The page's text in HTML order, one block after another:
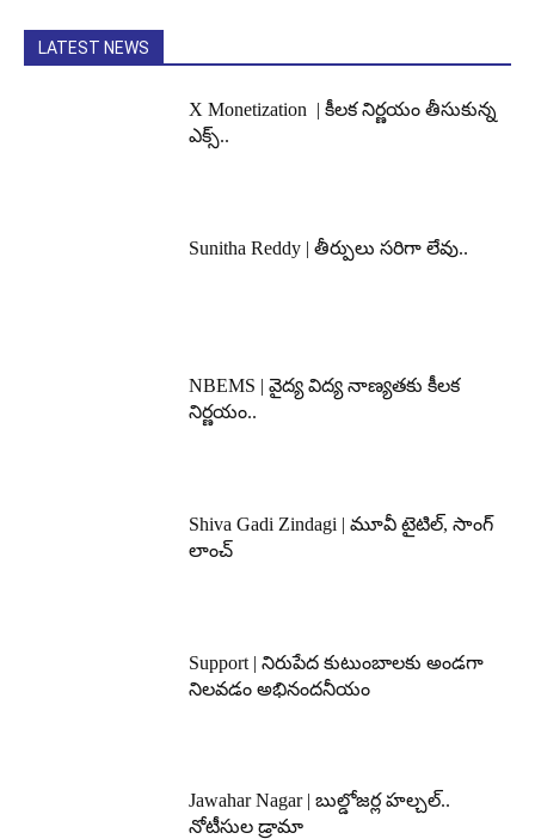
LATEST NEWS
X Monetization | కీలక నిర్ణయం తీసుకున్న
ఎక్స్..
Sunitha Reddy | తీర్పులు సరిగా లేవు..
NBEMS | వైద్య విద్య నాణ్యతకు కీలక
నిర్ణయం..
Shiva Gadi Zindagi | మూవీ టైటిల్, సాంగ్
లాంచ్
Support | నిరుపేద కుటుంబాలకు అండగా
నిలవడం అభినందనీయం
Jawahar Nagar | బుల్డోజర్ల హల్చల్..
నోటీసుల డ్రామా